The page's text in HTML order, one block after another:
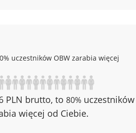
uczestników OBW zarabia więcej
PLN brutto, to 80% uczestników
więcej od Ciebie.